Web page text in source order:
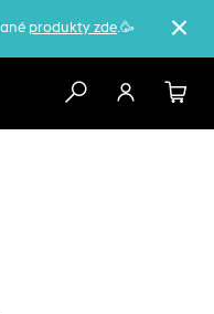
produkty zde.🥳